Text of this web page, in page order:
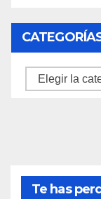
Categorías
Te has